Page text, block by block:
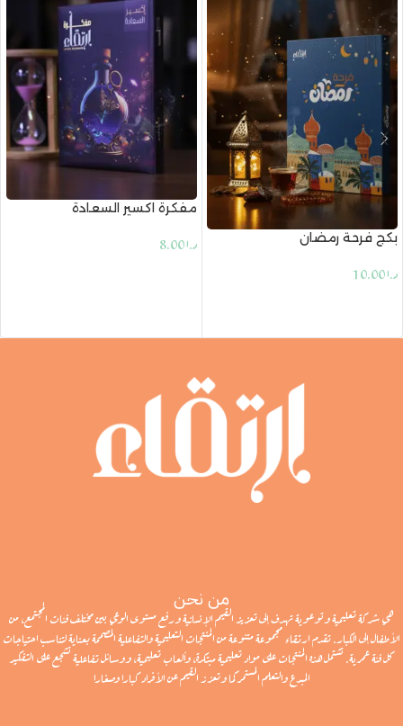
بكج فرحة رمضان
د.ا
مفكرة اكسير السعادة
د.ا
من نحن
هي شركة تعليمية وتوعوية تهدف إلى تعزيز القيم الإنسانية ورفع مستوى الوعي بين مختلف فئات المجتمع، من
الأطفال إلى الكبار. تقدم ارتقاء مجموعة متنوعة من المنتجات التعليمية والتفاعلية المصممة بعناية لتناسب احتياجات
كل فئة عمرية. تشتمل هذه المنتجات على مواد تعليمية مبتكرة، وألعاب تعليمية، ووسائل تفاعلية تشجع على التفكير
المبدع والتعلم المستمر كما وتعزز القيم عن الأفراد كبارا وصغارا